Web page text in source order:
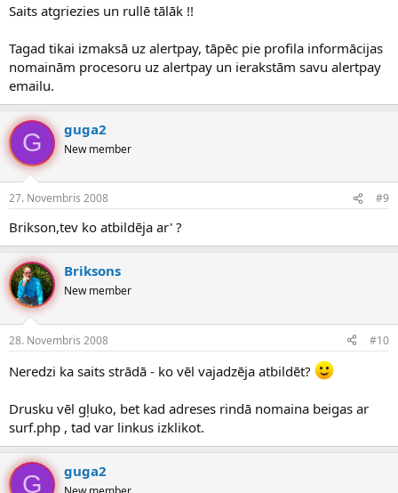
Saits atgriezies un rullē tālāk !!
Tagad tikai izmaksā uz alertpay, tāpēc pie profila informācijas
nomainām procesoru uz alertpay un ierakstām savu alertpay
emailu.
G guga2
New member
27. Novembris 2008 #9
Brikson,tev ko atbildēja ar' ?
Briksons
New member
28. Novembris 2008 #10
Neredzi ka saits strādā - ko vēl vajadzēja atbildēt?
Drusku vēl gļuko, bet kad adreses rindā nomaina beigas ar
surf.php , tad var linkus izklikot.
G guga2